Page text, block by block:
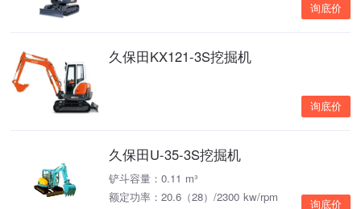
询底价
久保田KX121-3S挖掘机
询底价
久保田U-35-3S挖掘机
铲斗容量：0.11 m³
额定功率：20.6（28）/2300 kw/rpm
询底价